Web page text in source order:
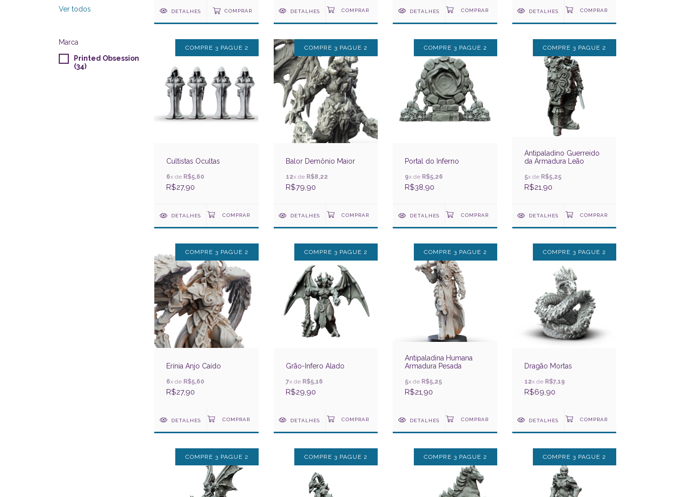
Ver todos
Marca
Printed Obsession
(34)
DETALHES COMPRAR DETALHES DETALHES DETALHES
COMPRE 3 PAGUE 2
Cultistas Ocultas
6x de R$5,60
R$27,90
DETALHES
COMPRE 3 PAGUE 2
Balor Demônio Maior
12x de R$8,22
R$79,90
DETALHES
COMPRE 3 PAGUE 2
Portal do Inferno
9x de R$5,26
R$38,90
DETALHES
COMPRE 3 PAGUE 2
Antipaladino Guerreido
da Armadura Leão
5x de R$5,25
R$21,90
DETALHES
COMPRE 3 PAGUE 2
Erínia Anjo Caído
6x de R$5,60
R$27,90
DETALHES
COMPRE 3 PAGUE 2
Grão-Infero Alado
7x de R$5,16
R$29,90
DETALHES
COMPRE 3 PAGUE 2
Antipaladina Humana
Armadura Pesada
5x de R$5,25
R$21,90
DETALHES
COMPRE 3 PAGUE 2
Dragão Mortas
12x de R$7,19
R$69,90
DETALHES
COMPRE 3 PAGUE 2 COMPRE 3 PAGUE 2 COMPRE 3 PAGUE 2 COMPRE 3 PAGUE 2